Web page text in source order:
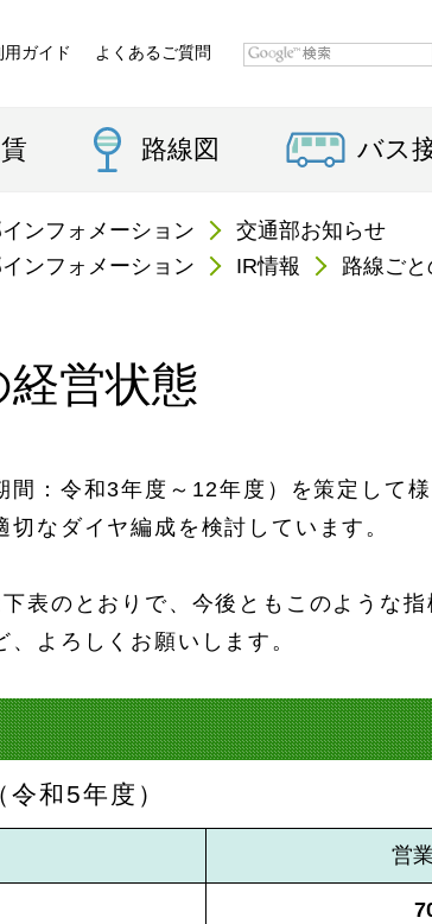
ガイド よくあるご質問
路線図 バス
ンフォメーション
交通部お知らせ
ンフォメーション IR情報 路線ご
営状態
：令和3年度～12年度）を策定して
なダイヤ編成を検討しています。
表のとおりで、今後ともこのような
よろしくお願いします。
和5年度）
営